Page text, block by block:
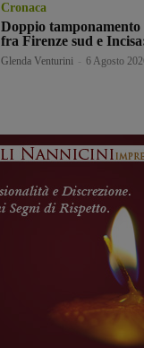
Cronaca
Doppio
fra Firenze sud e
Glenda Venturini 6 Agosto